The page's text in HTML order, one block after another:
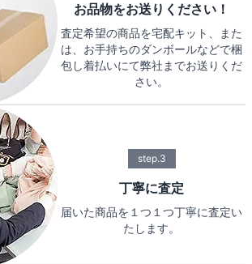
お品物をお送りください！
査定希望の商品を宅配キット、また
は、お手持ちのダンボールなどで梱
包し着払いにて弊社までお送りくだ
さい。
step.3
丁寧に査定
届いた商品を１つ１つ丁寧に査定い
たします。